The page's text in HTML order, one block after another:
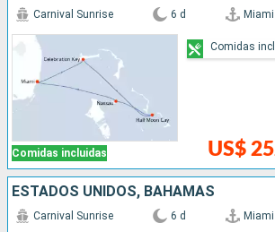
Comidas incluidas
Carnival Sunrise 6 d Miami
US$
Comidas
ESTADOS UNIDOS, BAHAMAS
Carnival Sunrise 6 d Miami